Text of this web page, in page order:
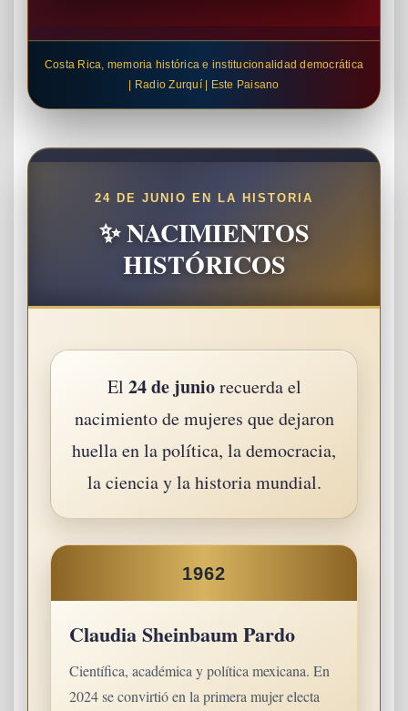
Costa Rica, memoria histórica e institucionalidad democrática
| Radio Zurquí | Este Paisano
24 DE JUNIO EN LA HISTORIA
✨ NACIMIENTOS
HISTÓRICOS
El 24 de juniorecuerda el
nacimiento de mujeres que dejaron
huella en la política, la democracia,
la ciencia y la historia mundial.
1962
Claudia Sheinbaum Pardo
Científica, académica y política mexicana. En
2024 se convirtió en la primera mujer electa